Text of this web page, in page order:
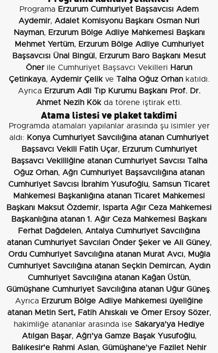
Programa Erzurum Cumhuriyet Başsavcısı Adem
Aydemir, Adalet Komisyonu Başkanı Osman Nuri
Nayman, Erzurum Bölge Adliye Mahkemesi Başkanı
Mehmet Yertüm, Erzurum Bölge Adliye Cumhuriyet
Başsavcısı Ünal Bingül, Erzurum Baro Başkanı Mesut
Önerile Cumhuriyet Başsavcı Vekilleri Harun
Çetinkaya, Aydemir Çelikve Talha Oğuz Orhankatıldı.
Ayrıca Erzurum Adli Tıp Kurumu Başkanı Prof. Dr.
Ahmet Nezih Kökda törene iştirak etti.
Atama listesi ve plaket takdimi
Programda atamaları yapılanlar arasında şu isimler yer
aldı: Konya Cumhuriyet Savcılığına atanan Cumhuriyet
Başsavcı Vekili Fatih Uçar, Erzurum Cumhuriyet
Başsavcı Vekilliğine atanan Cumhuriyet Savcısı Talha
Oğuz Orhan, Ağrı Cumhuriyet Başsavcılığına atanan
Cumhuriyet Savcısı İbrahim Yusufoğlu, Samsun Ticaret
Mahkemesi Başkanlığına atanan Ticaret Mahkemesi
Başkanı Maksut Özdemir, Isparta Ağır Ceza Mahkemesi
Başkanlığına atanan 1. Ağır Ceza Mahkemesi Başkanı
Ferhat Dağdelen, Antalya Cumhuriyet Savcılığına
atanan Cumhuriyet Savcıları Önder Şeker ve Ali Güney,
Ordu Cumhuriyet Savcılığına atanan Murat Avcı, Muğla
Cumhuriyet Savcılığına atanan Seçkin Demircan, Aydın
Cumhuriyet Savcılığına atanan Kağan Üstün,
Gümüşhane Cumhuriyet Savcılığına atanan Uğur Güneş.
Ayrıca Erzurum Bölge Adliye Mahkemesi üyeliğine
atanan Metin Sert, Fatih Ahıskalı ve Ömer Ersoy Sözer,
hakimliğe atananlar arasında ise Sakarya'ya Hediye
Atılgan Başar, Ağrı'ya Gamze Başak Yusufoğlu,
Balıkesir'e Rahmi Aslan, Gümüşhane'ye Fazilet Nehir